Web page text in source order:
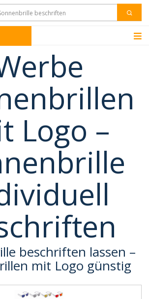
Logo –
beschriften lassen –
mit Logo günstig